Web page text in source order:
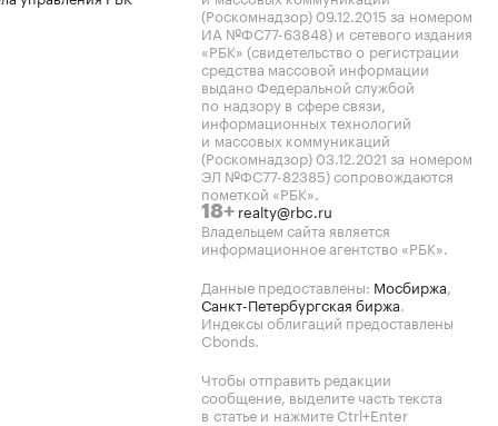
(Роскомнадзор) 09.12.2015 за номером
ИА №ФС77-63848) и сетевого издания
«РБК» (свидетельство о регистрации
средства массовой информации
выдано Федеральной службой
по надзору в сфере связи,
информационных технологий
и массовых коммуникаций
(Роскомнадзор) 03.12.2021 за номером
ЭЛ №ФС77-82385) сопровождаются
пометкой «РБК».
18+ realty@rbc.ru
Владельцем сайта является
информационное агентство «РБК».
Данные предоставлены: Мосбиржа,
Санкт-Петербургская биржа.
Индексы облигаций предоставлены
Cbonds.
Чтобы отправить редакции
сообщение, выделите часть текста
в статье и нажмите Ctrl+Enter